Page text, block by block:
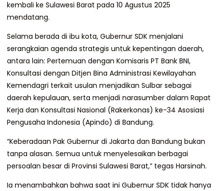
kembali ke Sulawesi Barat pada 10 Agustus 2025
mendatang.
Selama berada di ibu kota, Gubernur SDK menjalani
serangkaian agenda strategis untuk kepentingan daerah,
antara lain: Pertemuan dengan Komisaris PT Bank BNI,
Konsultasi dengan Ditjen Bina Administrasi Kewilayahan
Kemendagri terkait usulan menjadikan Sulbar sebagai
daerah kepulauan, serta menjadi narasumber dalam Rapat
Kerja dan Konsultasi Nasional (Rakerkonas) ke-34 Asosiasi
Pengusaha Indonesia (Apindo) di Bandung.
“Keberadaan Pak Gubernur di Jakarta dan Bandung bukan
tanpa alasan. Semua untuk menyelesaikan berbagai
persoalan besar di Provinsi Sulawesi Barat,” tegas Harsinah.
Ia menambahkan bahwa saat ini Gubernur SDK tidak hanya